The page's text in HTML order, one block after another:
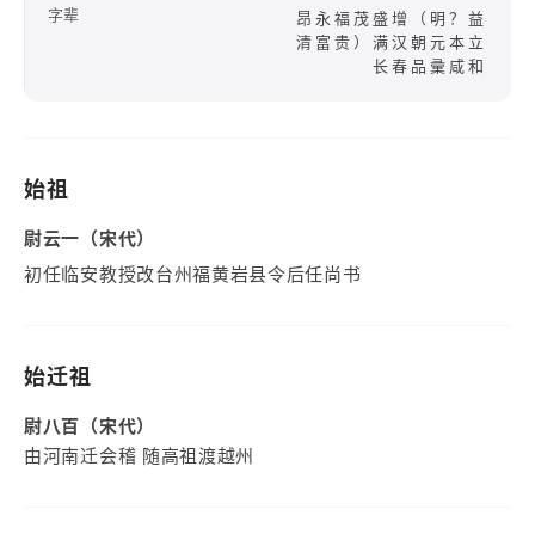
字辈
昂永福茂盛增（明？益
清富贵）满汉朝元本立
长春品彚咸和
始祖
尉云一（宋代）
初任临安教授改台州福黄岩县令后任尚书
始迁祖
尉八百（宋代）
由河南迁会稽 随高祖渡越州